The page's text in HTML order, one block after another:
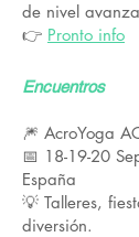
de nivel
👉 Pronto info
Encuentros
🎆 AcroYoga
📅 18-19-20
España
💡 Talleres,
diversión.